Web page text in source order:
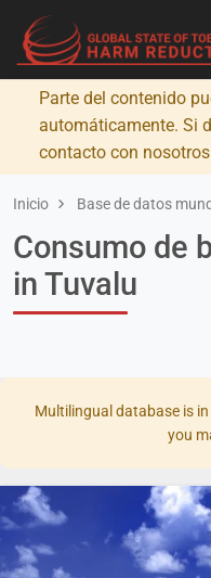
Parte del contenido
automáticamente. Si
contacto con nosotros
Inicio Base de datos
Consumo de
in Tuvalu
Multilingual database is
you